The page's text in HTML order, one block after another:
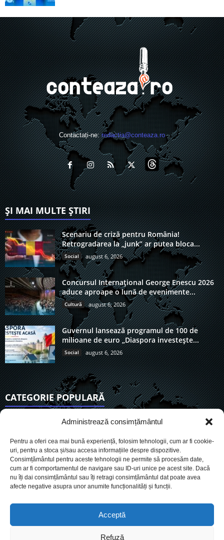
Administrează consimțământul
Pentru a oferi cea mai bună experiență, folosim tehnologii, cum ar fi cookie-
uri, pentru a stoca și/sau accesa informațiile despre dispozitive.
Consimțământul pentru aceste tehnologii ne permite să procesăm date,
cum ar fi comportamentul de navigare sau ID-uri unice pe acest site. Dacă
nu îți dai consimțământul sau îți retragi consimțământul dat poate avea
afecte negative asupra unor anumite funcționalități și funcții.
Acceptă
Refuză
Contactați-ne:redactia@conteaza.ro
ȘI MAI MULTE ȘTIRI
Scenariu de criză pentru România!
Retrogradarea la „junk” ar putea bloca...
Social august 6, 2026
Concursul Internațional George Enescu 2026
aduce aproape o lună de evenimente...
Cultură august 6, 2026
Guvernul lansează programul de 100 de
milioane de euro „Diaspora investește...
Social august 6, 2026
CATEGORIE POPULARĂ
6901
Social
Politic
Economie
559